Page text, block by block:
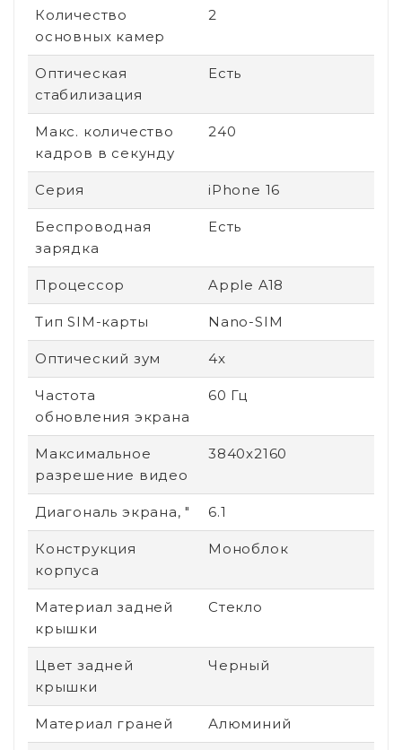
Количество
основных камер
2
Оптическая
стабилизация
Есть
Макс. количество
кадров в секунду
240
Серия iPhone 16
Беспроводная
зарядка
Есть
Процессор Apple A18
Тип SIM-карты Nano-SIM
Оптический зум 4x
Частота
обновления экрана
60 Гц
Максимальное
разрешение видео
3840x2160
Диагональ экрана, " 6.1
Конструкция
корпуса
Моноблок
Материал задней
крышки
Стекло
Цвет задней
крышки
Черный
Материал граней Алюминий